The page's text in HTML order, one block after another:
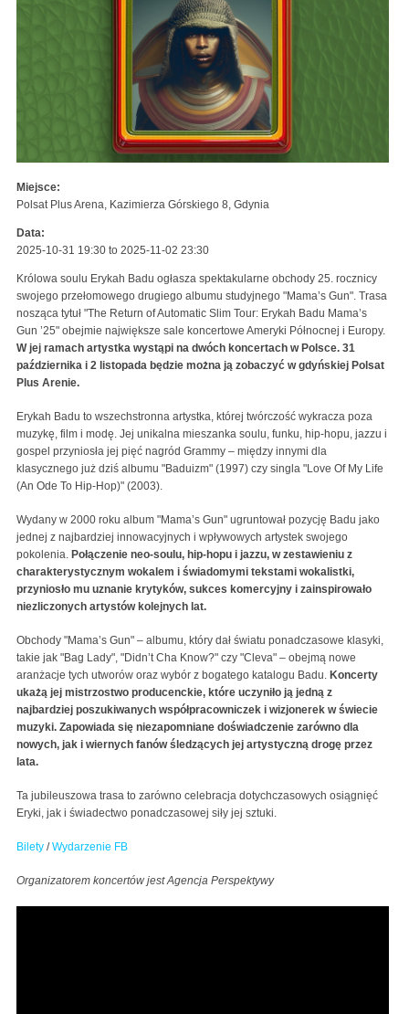
Miejsce:
Polsat Plus Arena, Kazimierza Górskiego 8, Gdynia
Data:
2025-10-31 19:30 to 2025-11-02 23:30
Królowa soulu Erykah Badu ogłasza spektakularne obchody 25. rocznicy
swojego przełomowego drugiego albumu studyjnego "Mama’s Gun". Trasa
nosząca tytuł "The Return of Automatic Slim Tour: Erykah Badu Mama’s
Gun ’25" obejmie największe sale koncertowe Ameryki Północnej i Europy.
W jej ramach artystka wystąpi na dwóch koncertach w Polsce. 31
października i 2 listopada będzie można ją zobaczyć w gdyńskiej Polsat
Plus Arenie.
Erykah Badu to wszechstronna artystka, której twórczość wykracza poza
muzykę, film i modę. Jej unikalna mieszanka soulu, funku, hip-hopu, jazzu i
gospel przyniosła jej pięć nagród Grammy – między innymi dla
klasycznego już dziś albumu "Baduizm" (1997) czy singla "Love Of My Life
(An Ode To Hip-Hop)" (2003).
Wydany w 2000 roku album "Mama’s Gun" ugruntował pozycję Badu jako
jednej z najbardziej innowacyjnych i wpływowych artystek swojego
pokolenia. Połączenie neo-soulu, hip-hopu i jazzu, w zestawieniu z
charakterystycznym wokalem i świadomymi tekstami wokalistki,
przyniosło mu uznanie krytyków, sukces komercyjny i zainspirowało
niezliczonych artystów kolejnych lat.
Obchody "Mama’s Gun" – albumu, który dał światu ponadczasowe klasyki,
takie jak "Bag Lady", "Didn’t Cha Know?" czy "Cleva" – obejmą nowe
aranżacje tych utworów oraz wybór z bogatego katalogu Badu. Koncerty
ukażą jej mistrzostwo producenckie, które uczyniło ją jedną z
najbardziej poszukiwanych współpracowniczek i wizjonerek w świecie
muzyki. Zapowiada się niezapomniane doświadczenie zarówno dla
nowych, jak i wiernych fanów śledzących jej artystyczną drogę przez
lata.
Ta jubileuszowa trasa to zarówno celebracja dotychczasowych osiągnięć
Eryki, jak i świadectwo ponadczasowej siły jej sztuki.
Bilety /Wydarzenie FB
Organizatorem koncertów jest Agencja Perspektywy